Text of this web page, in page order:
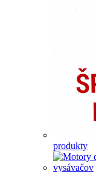
produkty